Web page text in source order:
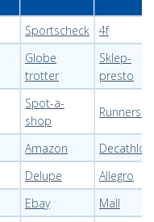
Sportscheck 4f
Globe
trotter
Sklep-
presto
Spot-a-
shop
Amazon
Decathlon
Delupe
Allegro
Ebay
Mall